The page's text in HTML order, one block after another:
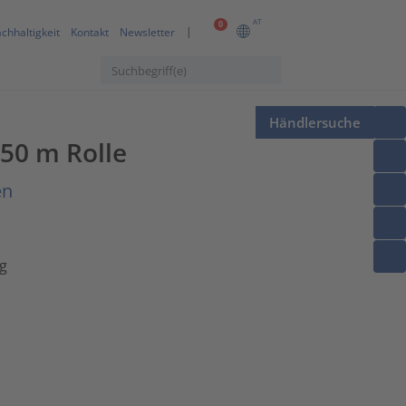
0 AT
Kontakt Newsletter
Händlersuche
m Rolle